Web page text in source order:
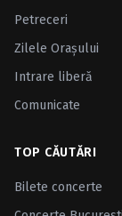
Petreceri
Zilele Oraşului
Intrare liberă
Comunicate
TOP CĂUTĂRI
Bilete concerte